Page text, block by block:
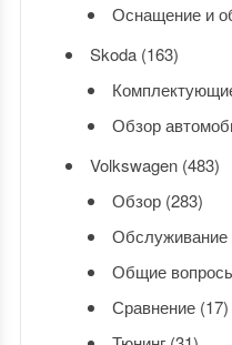
Оснащение и
Skoda(163)
Обзор
Volkswagen(483)
Обзор(283)
Обслуживание
Общие
Сравнение(17)